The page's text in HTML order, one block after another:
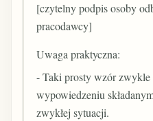
[czytelny podpis osoby
pracodawcy]
Uwaga praktyczna:
- Taki prosty wzór zwykle
wypowiedzeniu
zwykłej sytuacji.